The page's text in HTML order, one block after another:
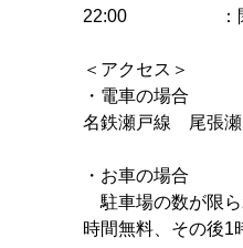
22:00 ：閉
＜アクセス＞
・電車の場合
名鉄瀬戸線 尾張瀬
・お車の場合
駐車場の数が限ら
時間無料、その後1